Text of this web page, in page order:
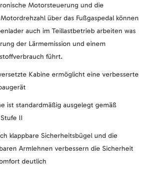
Motorsteuerung und die
über das Fußgaspedal können
auch im Teillastbetrieb arbeiten was
der Lärmemission und einem
führt.
Kabine ermöglicht eine verbesserte
ist standardmäßig ausgelegt gemäß
II
klappbare Sicherheitsbügel und die
Armlehnen verbessern die Sicherheit
deutlich